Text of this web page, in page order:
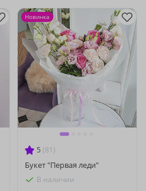
5 (81)
Букет "Первая леди"
В наличии
Новинка